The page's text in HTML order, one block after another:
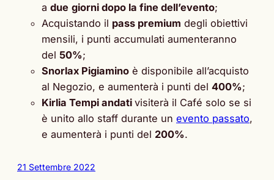
a due giorni dopo la fine dell’evento;
Acquistando il pass premium degli obiettivi
mensili, i punti accumulati aumenteranno
del 50%;
Snorlax Pigiamino è disponibile all’acquisto
al Negozio, e aumenterà i punti del 400%;
Kirlia Tempi andati visiterà il Café solo se si
è unito allo staff durante un evento passato,
e aumenterà i punti del 200%.
21 Settembre 2022